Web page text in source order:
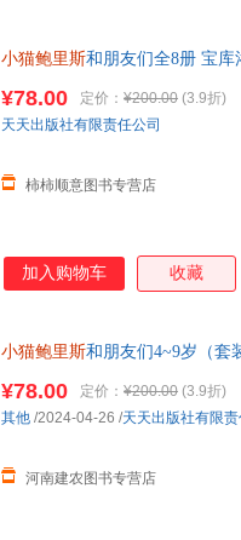
小猫鲍里斯和朋友们全8册 宝
¥78.00 定价： ¥200.00 (3.9折)
柿柿顺意图书专营店
天天出版社有限责任公司
加入购物车 收藏
小猫鲍里斯和朋友们4~9岁（套
¥78.00 定价： ¥200.00 (3.9折)
河南建农图书专营店
其他 /2024-04-26 /天天出版社有限